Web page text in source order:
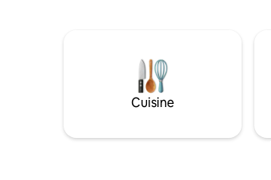
Cuisine